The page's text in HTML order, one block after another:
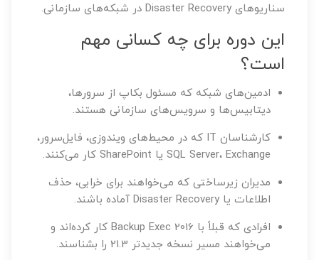
سناریوهای Disaster Recovery در شبکه‌های سازمانی.
این دوره برای چه کسانی مهم
است؟
ادمین‌های شبکه که مسئول بکاپ از سرورها،
دیتابیس‌ها و سرویس‌های سازمانی هستند.
کارشناسان IT که در محیط‌های ویندوزی، فایل‌سرور،
SQL Server، Exchange یا SharePoint کار می‌کنند.
مدیران زیرساختی که می‌خواهند برای خرابی، حذف
اطلاعات یا Disaster Recovery آماده باشند.
افرادی که قبلاً با Backup Exec 2016 کار کرده‌اند و
می‌خواهند مسیر نسخه جدیدتر 21.3 را بشناسند.